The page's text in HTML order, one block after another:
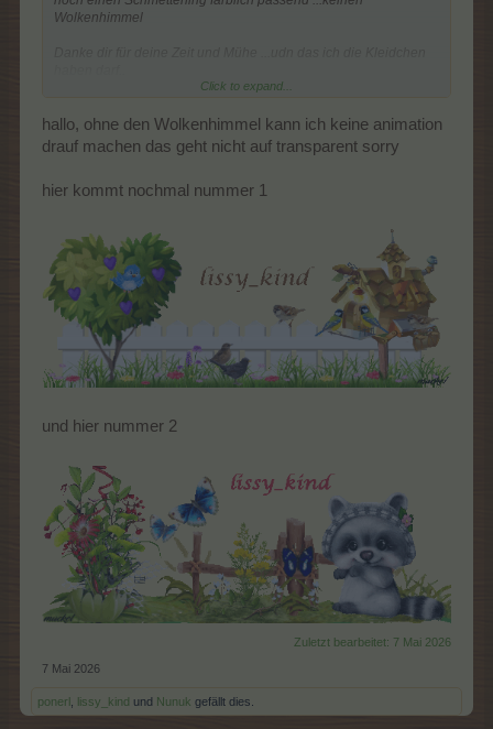
Wolkenhimmel
Click to expand...
hallo, ohne den Wolkenhimmel kann ich keine animation
drauf machen das geht nicht auf transparent sorry
hier kommt nochmal nummer 1
und hier nummer 2
Zuletzt bearbeitet: 7 Mai 2026
7 Mai 2026
ponerl lissy_kind und Nunuk gefällt dies.